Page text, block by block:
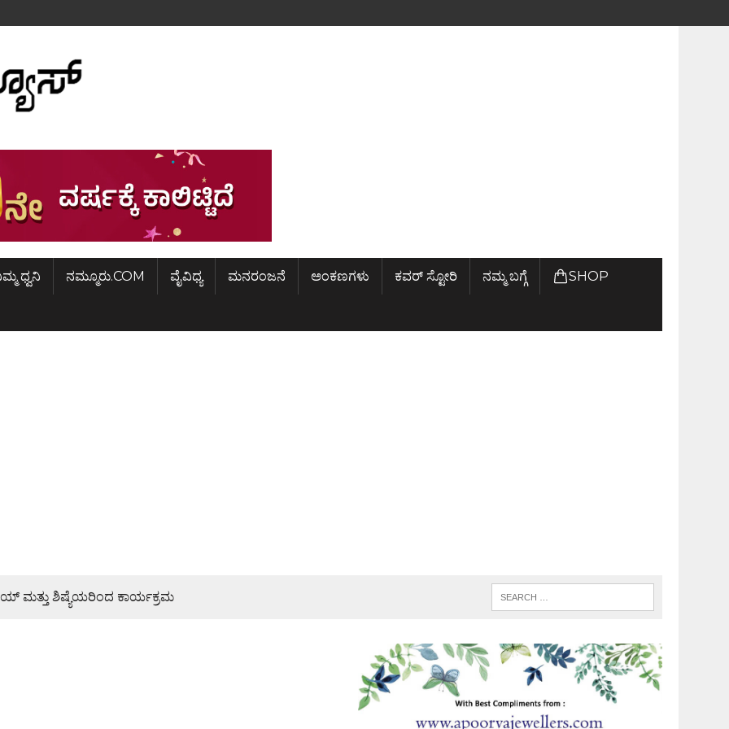
ಧ್ವನಿ ನಮ್ಮೂರು.COM ವೈವಿಧ್ಯ ಮನರಂಜನೆ ಅಂಕಣಗಳು ಕವರ್ ಸ್ಟೋರಿ ನಮ್ಮ ಬಗ್ಗೆ SHOP
ಶಿಷ್ಯೆಯರಿಂದ ಕಾರ್ಯಕ್ರಮ